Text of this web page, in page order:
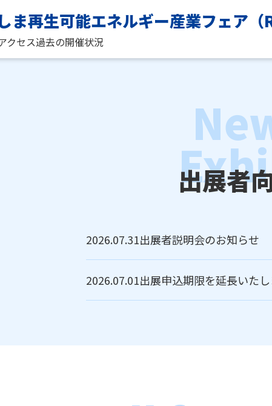
ま再生可能エネルギー産業フェア
クセス過去の開催状況
出展者
2026.07.31出展者説明会のお知らせ
2026.07.01出展申込期限を延長いたし